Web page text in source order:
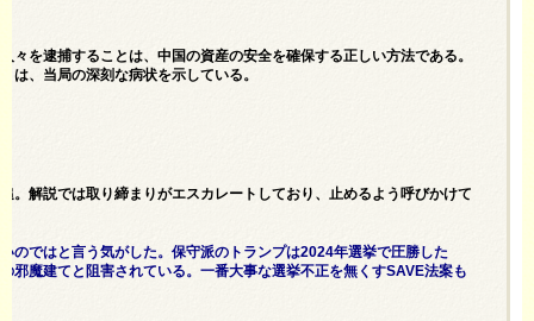
を逮捕することは、中国の資産の安全を確保する正しい方法である。
は、当局の深刻な病状を示している。
。解説では取り締まりがエスカレートしており、止めるよう呼びかけて
のではと言う気がした。保守派のトランプは2024年選挙で圧勝した
魔建てと阻害されている。一番大事な選挙不正を無くすSAVE法案も